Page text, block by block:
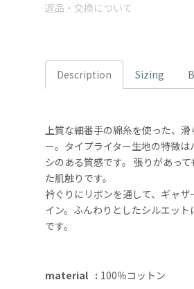
返品・交換について
Description Sizing
上質な細番手の綿糸を使った、
ー。タイプライター生地の特徴
シのある質感です。 張りがあっ
た肌触りです。
衿ぐりにリボンを通して、ギャ
イン。ふんわりとしたシルエッ
です。
material
100％コットン